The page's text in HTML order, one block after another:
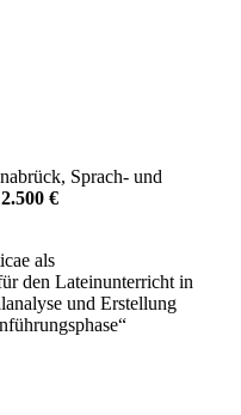
Sprach- und
€
als
den Lateinunterricht in
und Erstellung